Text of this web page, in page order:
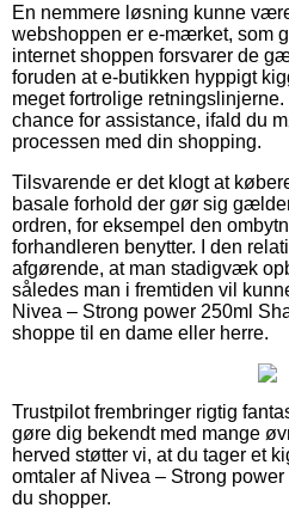
En nemmere løsning kunne
webshoppen er e-mærket, som
internet shoppen forsvarer de
foruden at e-butikken hyppigt
meget fortrolige
chance for assistance, ifald du
processen med din shopping.
Tilsvarende er det klogt at
basale forhold der gør sig
ordren, for eksempel den
forhandleren benytter. I den
afgørende, at man stadigvæk
således man i fremtiden vil
Nivea – Strong power 250ml
shoppe til en dame eller herre.
Trustpilot frembringer rigtig
gøre dig bekendt med mange
herved støtter vi, at du tager et
omtaler af Nivea – Strong
du shopper.